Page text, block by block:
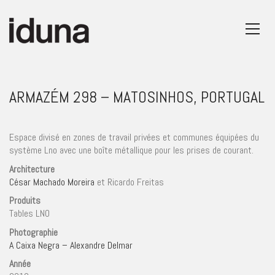
ARMAZÉM 298 – MATOSINHOS, PORTUGAL
Espace divisé en zones de travail privées et communes équipées du
système Lno avec une boîte métallique pour les prises de courant.
Architecture
César Machado Moreira et Ricardo Freitas
Produits
Tables LNO
Photographie
A Caixa Negra – Alexandre Delmar
Année